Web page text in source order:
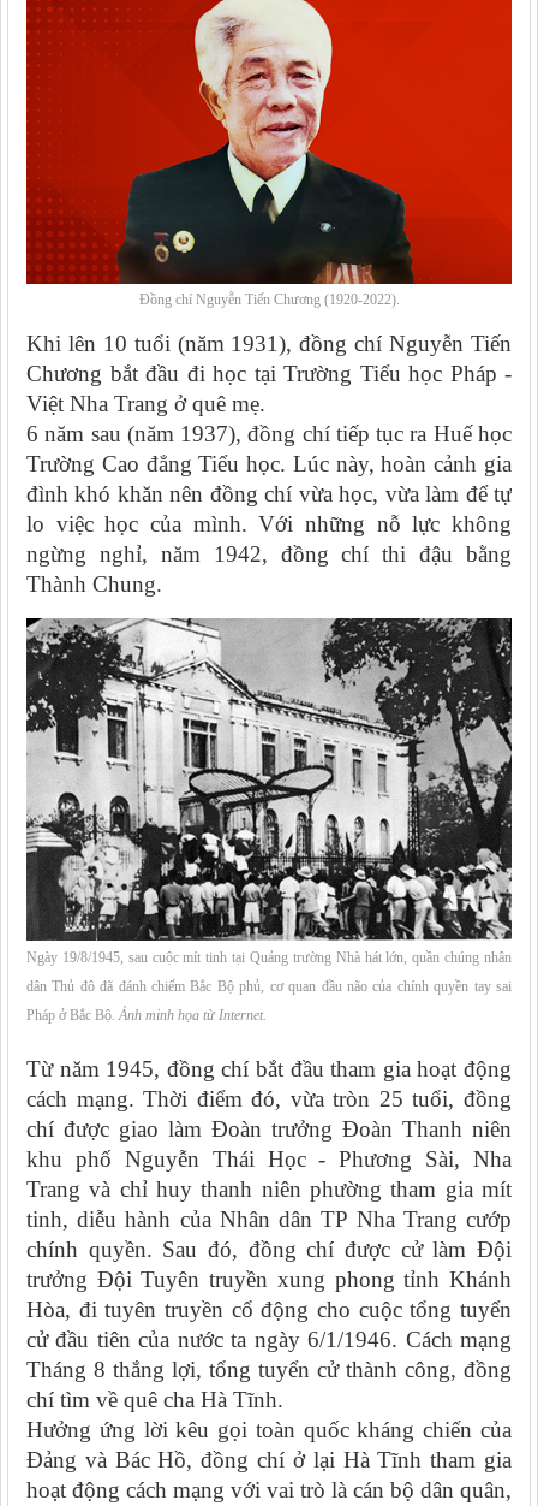
Đồng chí Nguyễn Tiến Chương (1920-2022).
Khi lên 10 tuổi (năm 1931), đồng chí Nguyễn Tiến
Chương bắt đầu đi học tại Trường Tiểu học Pháp -
Việt Nha Trang ở quê mẹ.
6 năm sau (năm 1937), đồng chí tiếp tục ra Huế học
Trường Cao đẳng Tiểu học. Lúc này, hoàn cảnh gia
đình khó khăn nên đồng chí vừa học, vừa làm để tự
lo việc học của mình. Với những nỗ lực không
ngừng nghỉ, năm 1942, đồng chí thi đậu bằng
Thành Chung.
Ngày 19/8/1945, sau cuộc mít tinh tại Quảng trường Nhà hát lớn, quần chúng nhân
dân Thủ đô đã đánh chiếm Bắc Bộ phủ, cơ quan đầu não của chính quyền tay sai
Pháp ở Bắc Bộ. Ảnh minh họa từ Internet.
Từ năm 1945, đồng chí bắt đầu tham gia hoạt động
cách mạng. Thời điểm đó, vừa tròn 25 tuổi, đồng
chí được giao làm Đoàn trưởng Đoàn Thanh niên
khu phố Nguyễn Thái Học - Phương Sài, Nha
Trang và chỉ huy thanh niên phường tham gia mít
tinh, diễu hành của Nhân dân TP Nha Trang cướp
chính quyền. Sau đó, đồng chí được cử làm Đội
trưởng Đội Tuyên truyền xung phong tỉnh Khánh
Hòa, đi tuyên truyền cổ động cho cuộc tổng tuyển
cử đầu tiên của nước ta ngày 6/1/1946. Cách mạng
Tháng 8 thắng lợi, tổng tuyển cử thành công, đồng
chí tìm về quê cha Hà Tĩnh.
Hưởng ứng lời kêu gọi toàn quốc kháng chiến của
Đảng và Bác Hồ, đồng chí ở lại Hà Tĩnh tham gia
hoạt động cách mạng với vai trò là cán bộ dân quân,